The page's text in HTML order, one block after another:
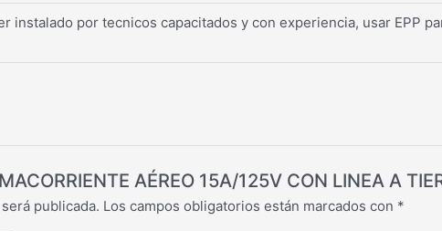
instalado por tecnicos capacitados y con experiencia, usar EPP
AÉREO 15A/125V CON LINEA A
publicada. Los campos obligatorios están marcados con *